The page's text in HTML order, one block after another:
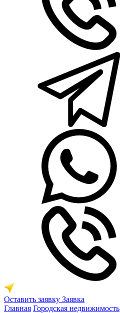
Оставить заявку Заявка
Главная Городская недвижимость